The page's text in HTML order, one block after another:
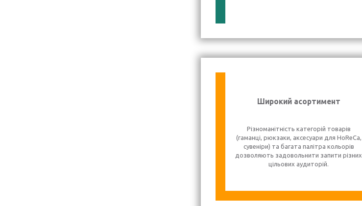
Широкий асортимент
Різноманітність категорій товарів
(гаманці, рюкзаки, аксесуари для HoReCa,
сувеніри) та багата палітра кольорів
дозволяють задовольнити запити різних
цільових аудиторій.